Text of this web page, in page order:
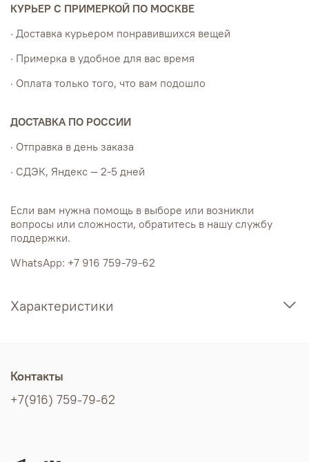
КУРЬЕР С ПРИМЕРКОЙ ПО МОСКВЕ
· Доставка курьером понравившихся вещей
· Примерка в удобное для вас время
· Оплата только того, что вам подошло
ДОСТАВКА ПО РОССИИ
· Отправка в день заказа
· СДЭК, Яндекс — 2-5 дней
Если вам нужна помощь в выборе или возникли
вопросы или сложности, обратитесь в нашу службу
поддержки.
WhatsApp: +7 916 759-79-62
Характеристики
Контакты
+7(916) 759-79-62